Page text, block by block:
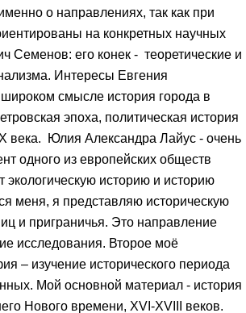
о направлениях, так как при
на конкретных научных
Семенов: его конек - теоретические и
Интересы Евгения
смысле история города в
эпоха, политическая история
века. Юлия Александра Лайус - очень
одного из европейских обществ
экологическую историю и историю
меня, я представляю историческую
и приграничья. Это направление
исследования. Второе моё
– изучение исторического периода
Мой основной материал - история
Нового времени, XVI-XVIII веков.